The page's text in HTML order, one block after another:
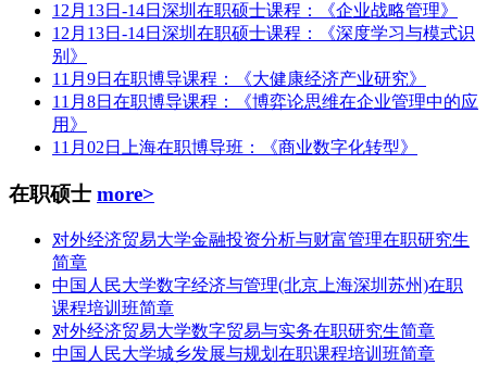
12月13日-14日深圳在职硕士课程：《企业战略管理》
12月13日-14日深圳在职硕士课程：《深度学习与模式识
别》
11月9日在职博导课程：《大健康经济产业研究》
11月8日在职博导课程：《博弈论思维在企业管理中的应
用》
11月02日上海在职博导班：《商业数字化转型》
在职硕士 more>
对外经济贸易大学金融投资分析与财富管理在职研究生
简章
中国人民大学数字经济与管理(北京上海深圳苏州)在职
课程培训班简章
对外经济贸易大学数字贸易与实务在职研究生简章
中国人民大学城乡发展与规划在职课程培训班简章